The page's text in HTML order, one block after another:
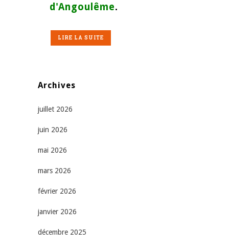
d'Angoulême.
LIRE LA SUITE
Archives
juillet 2026
juin 2026
mai 2026
mars 2026
février 2026
janvier 2026
décembre 2025